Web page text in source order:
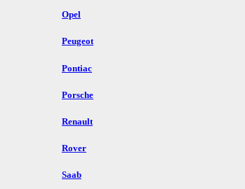
Opel
Peugeot
Pontiac
Porsche
Renault
Rover
Saab